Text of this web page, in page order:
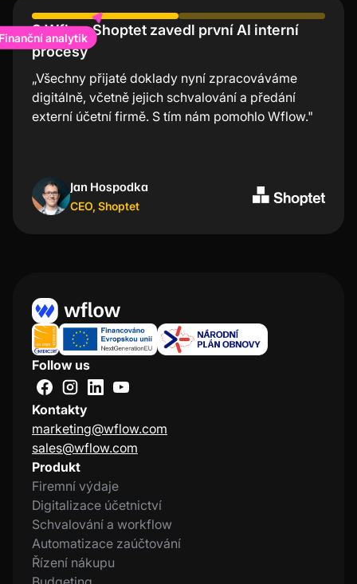
Finanční analytik
S Wflow Shoptet zavedl první AI interní
procesy
„Všechny přijaté doklady nyní zpracováváme
digitálně, včetně jejich schvalování a předání
externí účetní firmě. S tím nám pomohlo Wflow."
Jan Hospodka
CEO, Shoptet
Účení Lindt chválí nízkou chybovost a
úsporu času
“Mobilní aplikace Wflow je nejjednodušší a
nejrychlejší nástroj na schvalování faktur. Velmi
oceňuji, že nemusím při každé transakci složitě
Kristýna Nejezchlebová
Project manager
Follow us
Kontakty
marketing@wflow.com
sales@wflow.com
Produkt
Firemní výdaje
Digitalizace účetnictví
Schvalování a workflow
Automatizace zaúčtování
Řízení nákupu